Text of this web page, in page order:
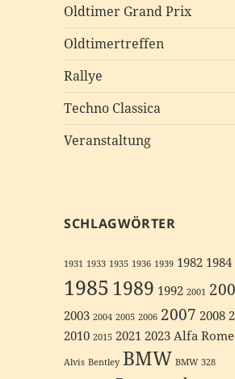
Oldtimer Grand Prix
Oldtimertreffen
Rallye
Techno Classica
Veranstaltung
SCHLAGWÖRTER
1931 1933 1935 1936 1939 1982 1984
19851989 1992 2001
2003 2004 2005 2006 2007 2008
2010 2015 2021 2023Alfa
Alvis Bentley BMW BMW 328